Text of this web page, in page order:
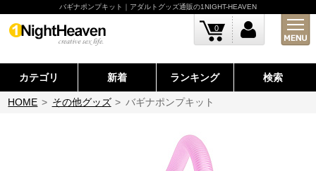
バギナポンプキット｜アダルトグッズ通販の1NIGHT-HEAVEN
0
カテゴリ 新着 ランキング 検索
HOME > その他グッズ > バギナポンプキット